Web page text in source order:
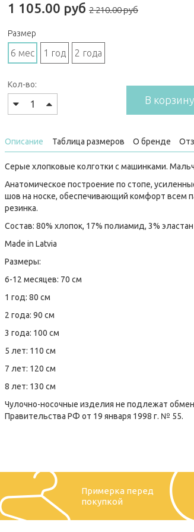
1 105.00 руб 2 210.00 руб
Размер
6 мес 1 год 2 года
Кол-во:
В корзину
Описание Таблица размеров О бренде
Серые хлопковые колготки с машинками.
Анатомическое построение по стопе,
шов на носке, обеспечивающий комфорт всем
резинка.
Состав: 80% хлопок, 17% полиамид, 3% эластан
Made in Latvia
Размеры:
6-12 месяцев: 70 см
1 год: 80 см
2 года: 90 см
3 года: 100 см
5 лет: 110 см
7 лет: 120 см
8 лет: 130 см
Чулочно-носочные изделия не подлежат
Правительства РФ от 19 января 1998 г. № 55.
Примерка перед
покупкой